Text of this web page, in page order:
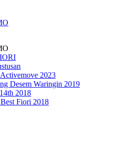
2023
Desem Waringin 2019
2018
Fiori 2018